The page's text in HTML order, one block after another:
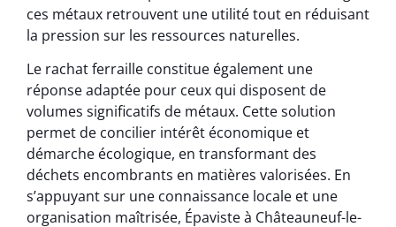
ces métaux retrouvent une utilité tout en réduisant
la pression sur les ressources naturelles.
Le rachat ferraille constitue également une
réponse adaptée pour ceux qui disposent de
volumes significatifs de métaux. Cette solution
permet de concilier intérêt économique et
démarche écologique, en transformant des
déchets encombrants en matières valorisées. En
s’appuyant sur une connaissance locale et une
organisation maîtrisée, Épaviste à Châteauneuf-le-